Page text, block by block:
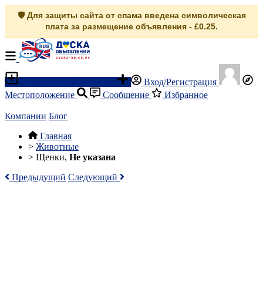
🛡️ Для защиты сайта от спама введена символическая
плата за размещение объявления - £0.25.
Вход/Регистрация
Местоположение
Сообщение Избранное
Компании Блог
Главная
> Животные
> Щенки, Не указана
Предыдущий Следующий